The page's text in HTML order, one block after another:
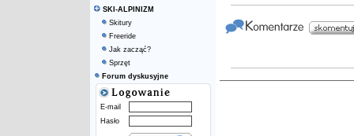
SKI-ALPINIZM
Skitury
Freeride
Jak zacząć?
Sprzęt
Forum dyskusyjne
E-mail
Hasło